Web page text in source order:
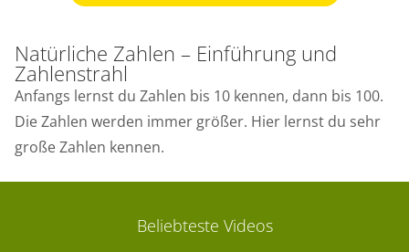
Natürliche Zahlen – Einführung und
Zahlenstrahl
Anfangs lernst du Zahlen bis 10 kennen, dann bis 100.
Die Zahlen werden immer größer. Hier lernst du sehr
große Zahlen kennen.
Beliebteste Videos